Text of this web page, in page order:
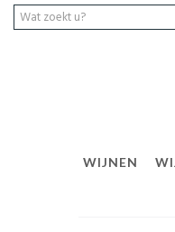
WIJNEN